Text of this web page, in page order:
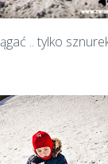
.. tylko